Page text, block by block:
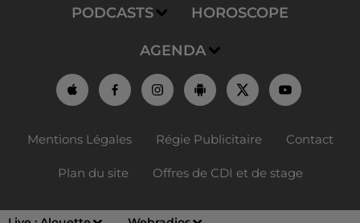
PODCASTS HOROSCOPE
AGENDA
Mentions Légales Régie Publicitaire Contact
Plan du site Offres de CDI et de stage